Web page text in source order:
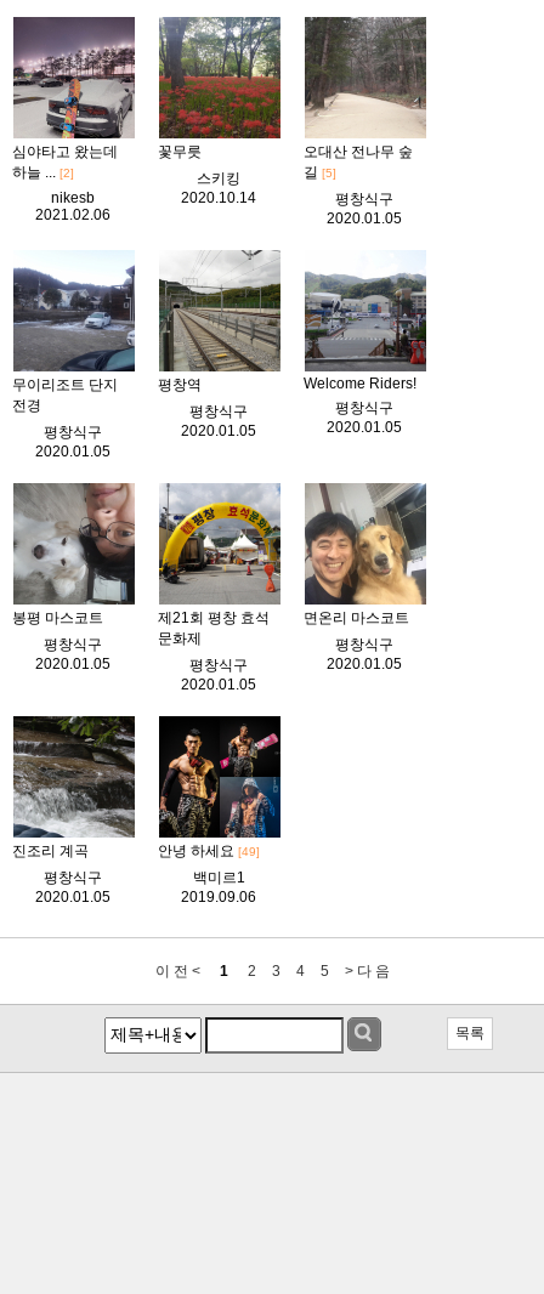
심야타고 왔는데
하늘 ... [2]
nikesb
2021.02.06
꽃무릇
스키킹
2020.10.14
오대산 전나무 숲
길 [5]
평창식구
2020.01.05
무이리조트 단지
전경
평창식구
2020.01.05
평창역
평창식구
2020.01.05
Welcome Riders!
평창식구
2020.01.05
봉평 마스코트
평창식구
2020.01.05
제21회 평창 효석
문화제
평창식구
2020.01.05
면온리 마스코트
평창식구
2020.01.05
진조리 계곡
평창식구
2020.01.05
안녕 하세요 [49]
백미르1
2019.09.06
이 전 < 1 2 3 4 5 > 다 음
목록